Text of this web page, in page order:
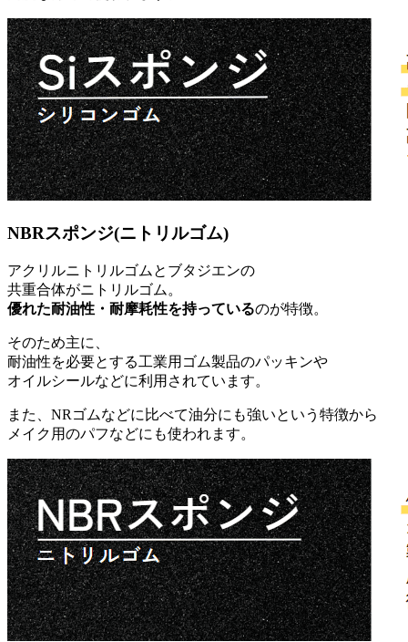
NBRスポンジ(ニトリルゴム)
アクリルニトリルゴムとブタジエンの
共重合体がニトリルゴム。
優れた耐油性・耐摩耗性を持っているのが特徴。
そのため主に、
耐油性を必要とする工業用ゴム製品のパッキンや
オイルシールなどに利用されています。
また、NRゴムなどに比べて油分にも強いという特徴から
メイク用のパフなどにも使われます。